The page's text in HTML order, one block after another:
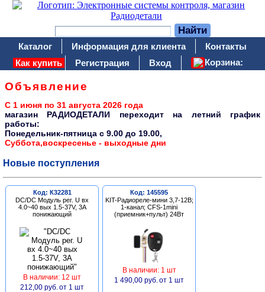
Каталог Информация для клиента
Контакты
Как купить
Регистрация Вход Корзина:
Объявление
С 1 июня по 31 августа 2026 года
магазин РАДИОДЕТАЛИ переходит на летний график
работы:
Понедельник-пятница c 9.00 до 19.00,
Суббота,воскресенье - выходные дни
Новые поступления
Код: К32281
DC/DC Модуль рег. U вх
4.0~40 вых 1.5-37V, 3A
понижающий
В наличии: 12 шт
212,00 руб. от 1 шт
Код: 145595
KIT-Радиореле-мини 3,7-12В;
1-канал; CFS-1mini
(приемник+пульт) 24Вт
В наличии: 1 шт
1 490,00 руб. от 1 шт